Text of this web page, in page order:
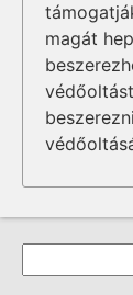
magát
Keresés
Keresés